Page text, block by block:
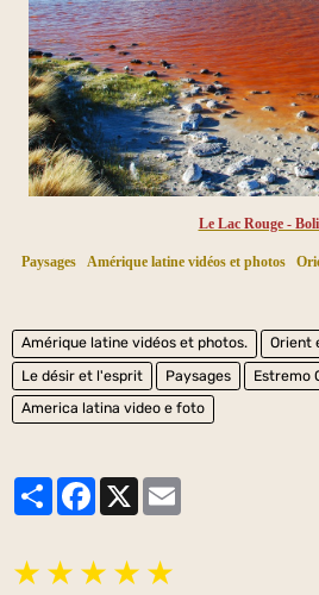
Le Lac Rouge -
Paysages Amérique latine vidéos et photos
Amérique latine vidéos et photos.
Orient
Le désir et l'esprit
Paysages Estremo
America latina video e foto
PartagerFacebook
★ ★ ★ ★ ★